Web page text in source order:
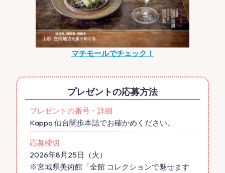
マチモールでチェック！
プレゼントの応募方法
プレゼントの番号・詳細
Kappo 仙台闊歩本誌でお確かめください。
応募締切
2026年8月25日（火）
※宮城県美術館「全館 コレクションで魅せます